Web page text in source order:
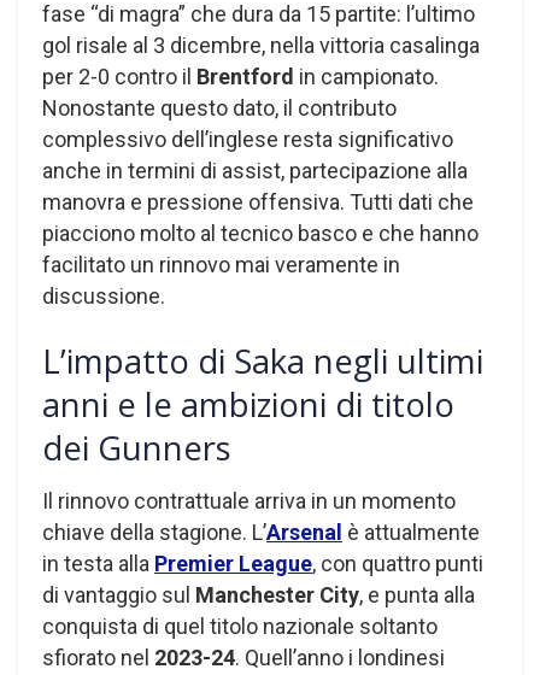
fase “di magra” che dura da 15 partite: l’ultimo
gol risale al 3 dicembre, nella vittoria casalinga
per 2-0 contro il Brentford in campionato.
Nonostante questo dato, il contributo
complessivo dell’inglese resta significativo
anche in termini di assist, partecipazione alla
manovra e pressione offensiva. Tutti dati che
piacciono molto al tecnico basco e che hanno
facilitato un rinnovo mai veramente in
discussione.
L’impatto di Saka negli ultimi
anni e le ambizioni di titolo
dei Gunners
Il rinnovo contrattuale arriva in un momento
chiave della stagione. L’Arsenal è attualmente
in testa alla Premier League, con quattro punti
di vantaggio sul Manchester City, e punta alla
conquista di quel titolo nazionale soltanto
sfiorato nel 2023-24. Quell’anno i londinesi